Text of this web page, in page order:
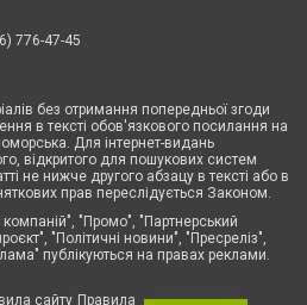
776-47-45
без отримання попередньої згоди
в тексті обов'язкового посилання на
Для інтернет-видань
відкритого для пошукових систем
не нижче другого абзацу в тексті або в
прав переслідується Законом.
"Промо", "Партнерський
"Політичні новини", "Пресреліз",
публікуються на правах реклами.
сайту Правила